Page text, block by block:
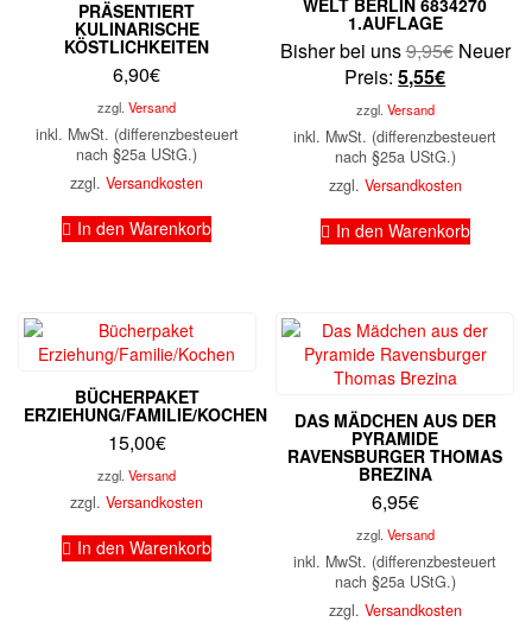
PRÄSENTIERT
KULINARISCHE
KÖSTLICHKEITEN
6,90€
zzgl.Versand
inkl. MwSt. (differenzbesteuert
nach §25a UStG.)
zzgl.Versandkosten
In den Warenkorb
1.AUFLAGE
Bisher bei uns9,95€
9,95€
Neuer
Preis: 5,55€Aktueller
ist:
5,55€.
zzgl. Versand
inkl. MwSt. (differenzbesteuert
nach §25a UStG.)
zzgl. Versandkosten
In den Warenkorb
BÜCHERPAKET
ERZIEHUNG/FAMILIE/KOCHEN
15,00€
zzgl.Versand
zzgl.Versandkosten
In den Warenkorb
DAS MÄDCHEN AUS DER
PYRAMIDE
RAVENSBURGER THOMAS
BREZINA
6,95€
zzgl. Versand
inkl. MwSt. (differenzbesteuert
nach §25a UStG.)
zzgl. Versandkosten